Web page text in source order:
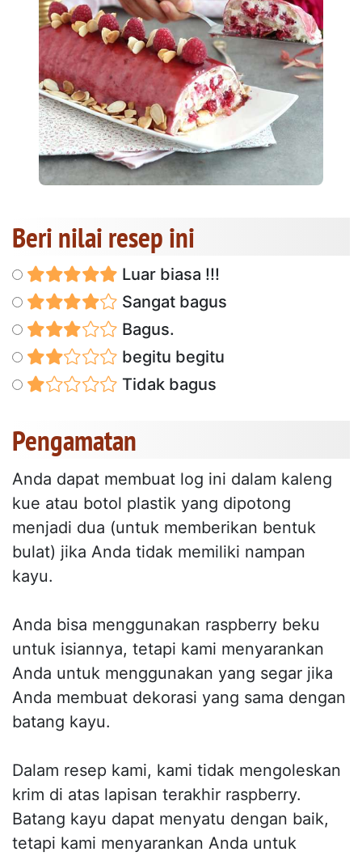
Beri nilai resep ini
Luar biasa !!!
Sangat bagus
Bagus.
begitu begitu
Tidak bagus
Pengamatan
Anda dapat membuat log ini dalam kaleng
kue atau botol plastik yang dipotong
menjadi dua (untuk memberikan bentuk
bulat) jika Anda tidak memiliki nampan
kayu.
Anda bisa menggunakan raspberry beku
untuk isiannya, tetapi kami menyarankan
Anda untuk menggunakan yang segar jika
Anda membuat dekorasi yang sama dengan
batang kayu.
Dalam resep kami, kami tidak mengoleskan
krim di atas lapisan terakhir raspberry.
Batang kayu dapat menyatu dengan baik,
tetapi kami menyarankan Anda untuk